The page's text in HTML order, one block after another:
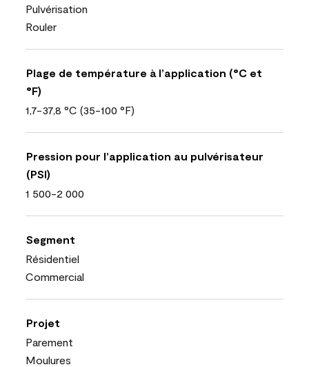
Pulvérisation
Rouler
Plage de température à l’application (°C et
°F)
1,7-37,8 °C (35-100 °F)
Pression pour l’application au pulvérisateur
(PSI)
1 500-2 000
Segment
Résidentiel
Commercial
Projet
Parement
Moulures